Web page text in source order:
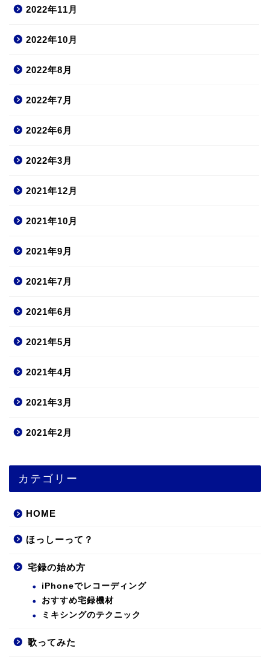
2022年11月
2022年10月
2022年8月
2022年7月
2022年6月
2022年3月
2021年12月
2021年10月
2021年9月
2021年7月
2021年6月
2021年5月
2021年4月
2021年3月
2021年2月
カテゴリー
HOME
ほっしーって？
宅録の始め方
iPhoneでレコーディング
おすすめ宅録機材
ミキシングのテクニック
歌ってみた